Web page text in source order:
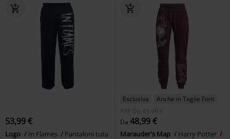
53,99 €
Logo In Flames Pantaloni tuta
Esclusiva
Anche in Taglie Forti
RRP
Da
49,99 €
Da 48,99 €
Marauder's Map
Harry Potter